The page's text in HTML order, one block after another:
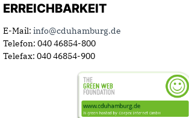
ERREICHBARKEIT
E-Mail: info@cduhamburg.de
Telefon: 040 46854-800
Telefax: 040 46854-900